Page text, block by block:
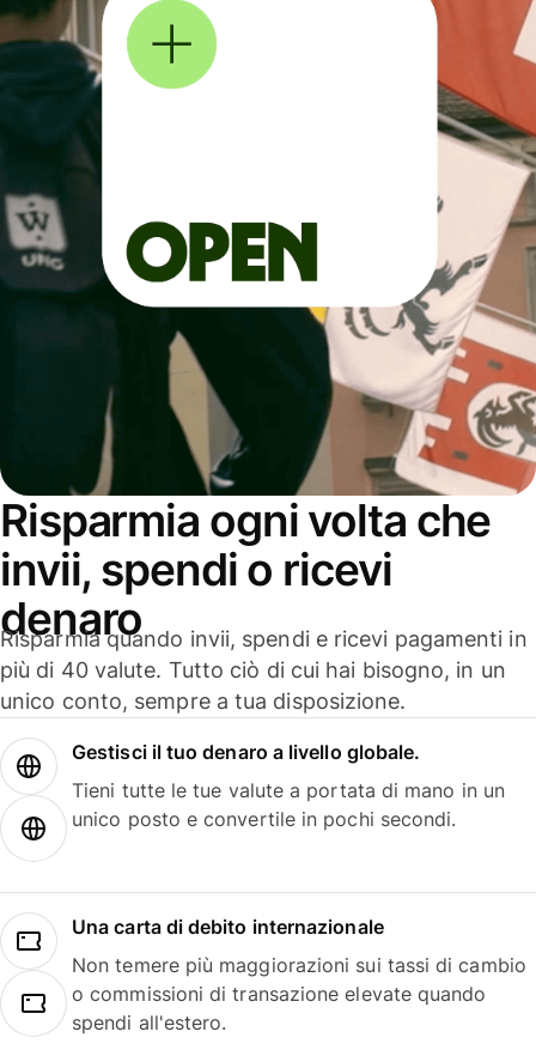
Risparmia ogni volta che
invii, spendi o ricevi
denaro
Risparmia quando invii, spendi e ricevi pagamenti in
più di 40 valute. Tutto ciò di cui hai bisogno, in un
unico conto, sempre a tua disposizione.
Gestisci il tuo denaro a livello globale.
Tieni tutte le tue valute a portata di mano in un
unico posto e convertile in pochi secondi.
Una carta di debito internazionale
Non temere più maggiorazioni sui tassi di cambio
o commissioni di transazione elevate quando
spendi all'estero.